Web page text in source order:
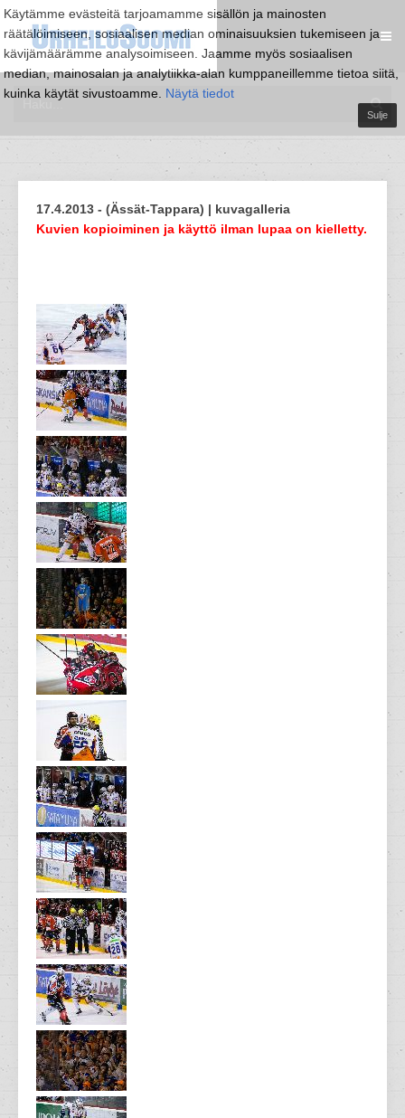
Käytämme evästeitä tarjoamamme sisällön ja mainosten
räätälöimiseen, sosiaalisen median ominaisuuksien tukemiseen ja
kävijämäärämme analysoimiseen. Jaamme myös sosiaalisen
median, mainosalan ja analytiikka-alan kumppaneillemme tietoa siitä,
kuinka käytät sivustoamme. Näytä tiedot
Sulje
17.4.2013 - (Ässät-Tappara) | kuvagalleria
Kuvien kopioiminen ja käyttö ilman lupaa on kielletty.